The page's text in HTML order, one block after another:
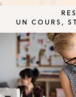
UN COURS,